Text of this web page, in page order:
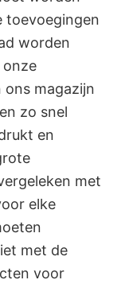
toevoegingen
worden
ons magazijn
zo snel
en
met
elke
met de
voor